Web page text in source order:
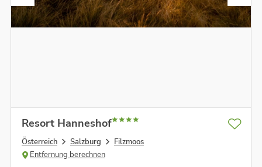
Resort Hanneshof
Österreich Salzburg
Filzmoos
Entfernung berechnen